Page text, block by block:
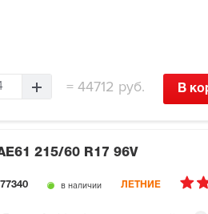
=44712 руб. В
215/60 R17 96V
в наличии ЛЕТНИЕ